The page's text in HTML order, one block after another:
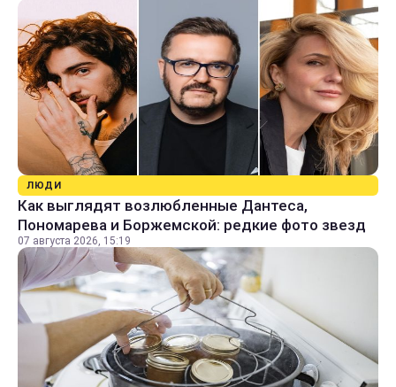
ЛЮДИ
Как выглядят возлюбленные Дантеса,
Пономарева и Боржемской: редкие фото звезд
07 августа 2026, 15:19